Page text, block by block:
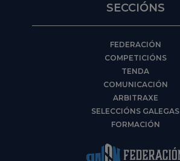
SECCIÓNS
FEDERACIÓN
COMPETICIÓNS
TENDA
COMUNICACIÓN
ARBITRAXE
SELECCIÓNS GALEGAS
FORMACIÓN